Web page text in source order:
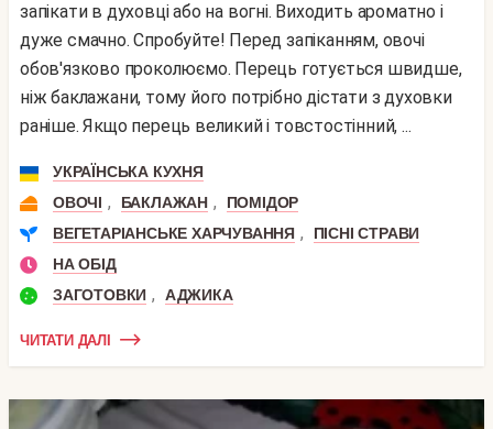
запікати в духовці або на вогні. Виходить ароматно і
дуже смачно. Спробуйте! Перед запіканням, овочі
обов'язково проколюємо. Перець готується швидше,
ніж баклажани, тому його потрібно дістати з духовки
раніше. Якщо перець великий і товстостінний, ...
УКРАЇНСЬКА КУХНЯ
ОВОЧІ , БАКЛАЖАН ,
ПОМІДОР
ВЕГЕТАРІАНСЬКЕ ХАРЧУВАННЯ ,
ПІСНІ СТРАВИ
НА ОБІД
ЗАГОТОВКИ , АДЖИКА
ЧИТАТИ ДАЛІ